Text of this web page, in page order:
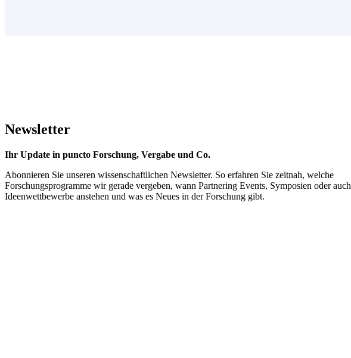
Newsletter
Ihr Update in puncto Forschung, Vergabe und Co.
Abonnieren Sie unseren wissenschaftlichen Newsletter. So erfahren Sie zeitnah, welche
Forschungsprogramme wir gerade vergeben, wann Partnering Events, Symposien oder auch
Ideenwettbewerbe anstehen und was es Neues in der Forschung gibt.